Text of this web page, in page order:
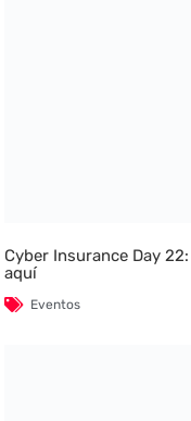
Cyber Insurance Day
aquí
Eventos